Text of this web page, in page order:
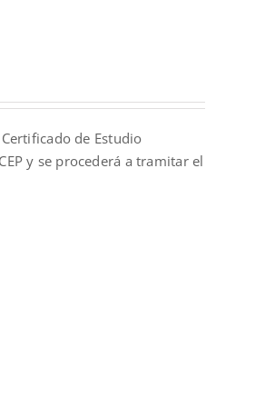
de Estudio
y se procederá a tramitar el